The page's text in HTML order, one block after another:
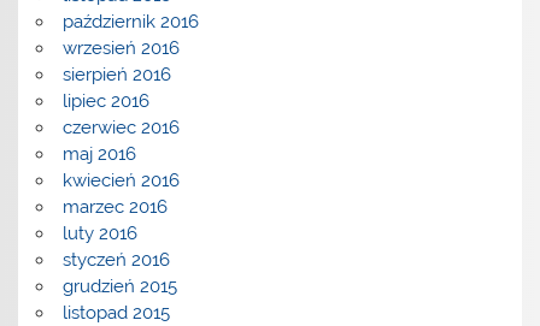
październik 2016
wrzesień 2016
sierpień 2016
lipiec 2016
czerwiec 2016
maj 2016
kwiecień 2016
marzec 2016
luty 2016
styczeń 2016
grudzień 2015
listopad 2015